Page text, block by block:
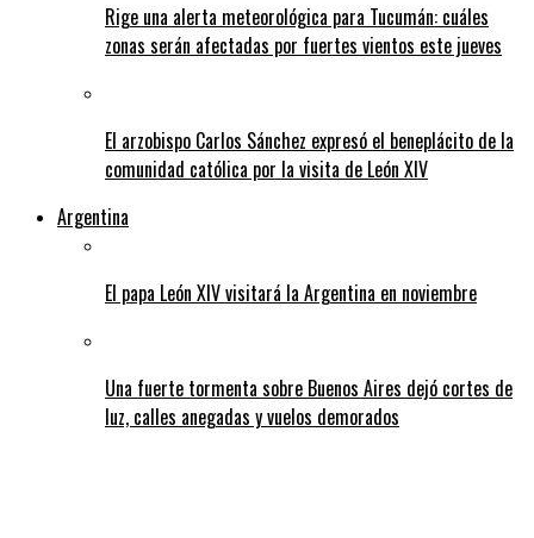
Rige una alerta meteorológica para Tucumán: cuáles
zonas serán afectadas por fuertes vientos este jueves
El arzobispo Carlos Sánchez expresó el beneplácito de la
comunidad católica por la visita de León XIV
Argentina
El papa León XIV visitará la Argentina en noviembre
Una fuerte tormenta sobre Buenos Aires dejó cortes de
luz, calles anegadas y vuelos demorados